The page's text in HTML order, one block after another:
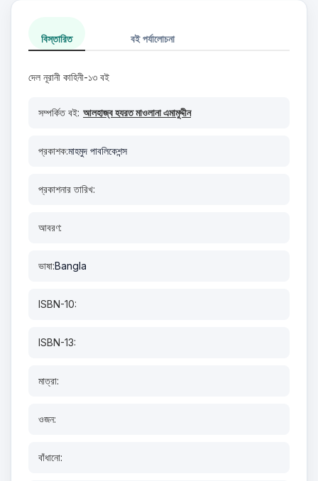
বিস্তারিত বই পর্যালোচনা
দেল নূরানী কাহিনী-১৩ বই
সম্পর্কিত বই: আলহাজ্ব হযরত মাওলানা এমামুদ্দীন
প্রকাশক:মাহমুদ পাবলিকেশন্স
প্রকাশনার তারিখ:
আবরণ:
ভাষা:Bangla
ISBN-10:
ISBN-13:
মাত্রা:
ওজন:
বাঁধানো: